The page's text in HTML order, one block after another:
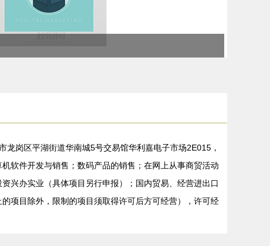
岗区平湖街道华南城5号交易馆华利嘉电子市场2E015，
软件开发与销售；数码产品的销售；在网上从事商贸活动
兴办实业（具体项目另行申报）；国内贸易、经营进出口
项目除外，限制的项目须取得许可后方可经营），许可经